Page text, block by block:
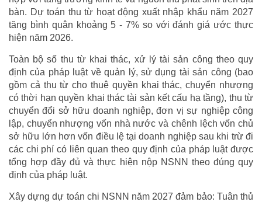
bàn. Dự toán thu từ hoạt động xuất nhập khẩu năm 2027
tăng bình quân khoảng 5 - 7% so với đánh giá ước thực
hiện năm 2026.
Toàn bộ số thu từ khai thác, xử lý tài sản công theo quy
định của pháp luật về quản lý, sử dụng tài sản công (bao
gồm cả thu từ cho thuê quyền khai thác, chuyển nhượng
có thời hạn quyền khai thác tài sản kết cấu hạ tầng), thu từ
chuyển đổi sở hữu doanh nghiệp, đơn vị sự nghiệp công
lập, chuyển nhượng vốn nhà nước và chênh lệch vốn chủ
sở hữu lớn hơn vốn điều lệ tại doanh nghiệp sau khi trừ đi
các chi phí có liên quan theo quy định của pháp luật được
tổng hợp đầy đủ và thực hiện nộp NSNN theo đúng quy
định của pháp luật.
Xây dựng dự toán chi NSNN năm 2027 đảm bảo: Tuân thủ